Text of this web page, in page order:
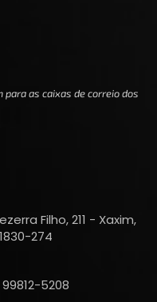
para as caixas de correio dos
Filho, 211 - Xaxim,
274
5208